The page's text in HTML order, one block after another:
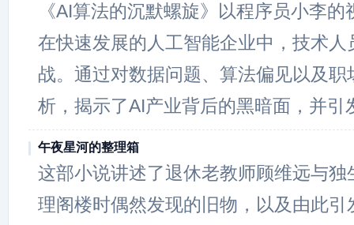
《AI算法的沉默螺旋》以程序员小李
在快速发展的人工智能企业中，技术人
战。通过对数据问题、算法偏见以及职
析，揭示了AI产业背后的黑暗面，并引
午夜星河的整理箱
这部小说讲述了退休老教师顾维远与独
理阁楼时偶然发现的旧物，以及由此引